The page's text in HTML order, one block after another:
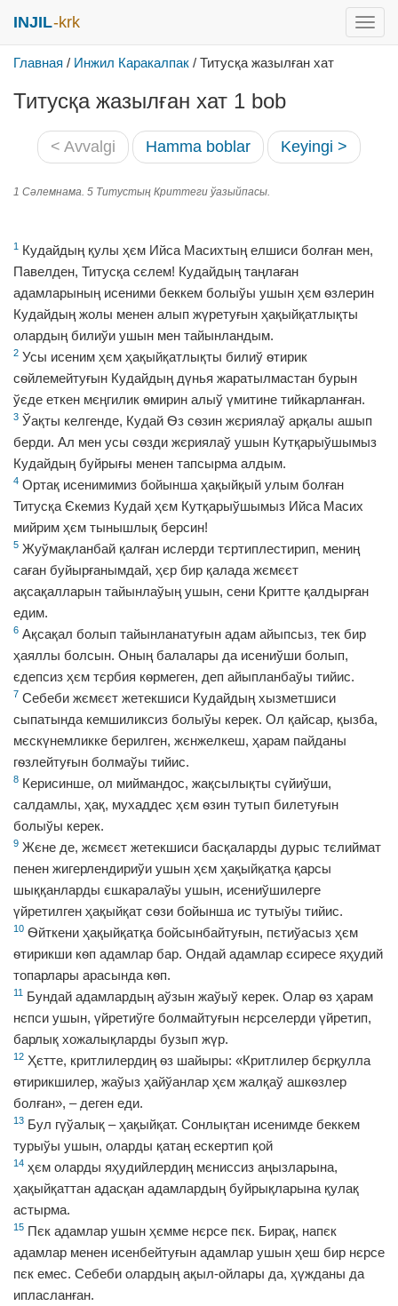
меню
INJIL-krk
Главная / Инжил Каракалпак / Титусқа жазылған хат
Титусқа жазылған хат 1 bob
< Avvalgi Hamma boblar Keyingi >
1 Сәлемнама. 5 Титустың Криттеги ўазыйпасы.
1
Кудайдың қулы ҳєм Ийса Масихтың елшиси болған мен,
Павелден, Титусқа сєлем! Кудайдың таңлаған
адамларының исеними беккем болыўы ушын ҳєм ѳзлерин
Кудайдың жолы менен алып жүретуғын ҳақыйқатлықты
олардың билиўи ушын мен тайынландым.
2 Усы исеним ҳєм ҳақыйқатлықты билиў ѳтирик
сѳйлемейтуғын Кудайдың дүнья жаратылмастан бурын
ўєде еткен мєңгилик ѳмирин алыў үмитине тийкарланған.
3 Ўақты келгенде, Кудай Ѳз сѳзин жєриялаў арқалы ашып
берди. Ал мен усы сѳзди жєриялаў ушын Кутқарыўшымыз
Кудайдың буйрығы менен тапсырма алдым.
4 Ортақ исенимимиз бойынша ҳақыйқый улым болған
Титусқа Єкемиз Кудай ҳєм Кутқарыўшымыз Ийса Масих
мийрим ҳєм тынышлық берсин!
5 Жуўмақланбай қалған ислерди тєртиплестирип, мениң
саған буйырғанымдай, ҳєр бир қалада жємєєт
ақсақалларын тайынлаўың ушын, сени Критте қалдырған
едим.
6 Ақсақал болып тайынланатуғын адам айыпсыз, тек бир
ҳаяллы болсын. Оның балалары да исениўши болып,
єдепсиз ҳєм тєрбия кѳрмеген, деп айыпланбаўы тийис.
7 Себеби жємєєт жетекшиси Кудайдың хызметшиси
сыпатында кемшиликсиз болыўы керек. Ол қайсар, қызба,
мєскүнемликке берилген, жєнжелкеш, ҳарам пайданы
гѳзлейтуғын болмаўы тийис.
8 Керисинше, ол миймандос, жақсылықты сүйиўши,
салдамлы, ҳақ, мухаддес ҳєм ѳзин тутып билетуғын
болыўы керек.
9 Жєне де, жємєєт жетекшиси басқаларды дурыс тєлиймат
пенен жигерлендириўи ушын ҳєм ҳақыйқатқа қарсы
шыққанларды єшкаралаўы ушын, исениўшилерге
үйретилген ҳақыйқат сѳзи бойынша ис тутыўы тийис.
10 Ѳйткени ҳақыйқатқа бойсынбайтуғын, пєтиўасыз ҳєм
ѳтирикши кѳп адамлар бар. Ондай адамлар єсиресе яҳудий
топарлары арасында кѳп.
11
Бундай адамлардың аўзын жаўыў керек. Олар ѳз ҳарам
нєпси ушын, үйретиўге болмайтуғын нєрселерди үйретип,
барлық хожалықларды бузып жүр.
12 Ҳєтте, критлилердиң ѳз шайыры: «Критлилер бєрқулла
ѳтирикшилер, жаўыз ҳайўанлар ҳєм жалқаў ашкѳзлер
болған», – деген еди.
13 Бул гүўалық – ҳақыйқат. Сонлықтан исенимде беккем
турыўы ушын, оларды қатаң ескертип қой
14 ҳєм оларды яҳудийлердиң мєниссиз аңызларына,
ҳақыйқаттан адасқан адамлардың буйрықларына қулақ
астырма.
15 Пєк адамлар ушын ҳємме нєрсе пєк. Бирақ, напєк
адамлар менен исенбейтуғын адамлар ушын ҳеш бир нєрсе
пєк емес. Себеби олардың ақыл-ойлары да, ҳүжданы да
ипласланған.